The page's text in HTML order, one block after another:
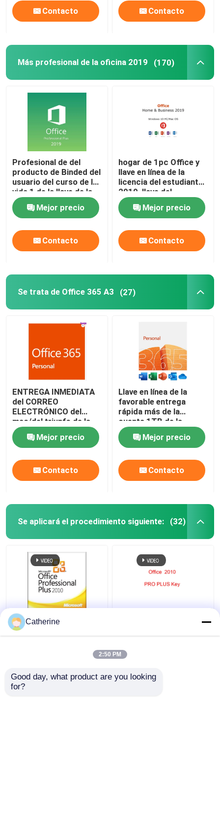
Contacto Contacto
Más profesional de la oficina 2019 (170)
Profesional de del
producto de Binded del
usuario del curso de la
vida 1 de la llave de la
licencia de la oficina
2019 del paquete de
Digitaces
Mejor precio
Contacto
hogar de 1pc Office y
llave en línea de la
licencia del estudiante
2019, llave del
producto de la palabra
de la Hb 2019
Mejor precio
Contacto
Se trata de Office 365 A3 (27)
ENTREGA INMEDIATA
del CORREO
ELECTRÓNICO del
mac/del triunfo de la
cuenta de la oficina
365 del curso de la vida
Mejor precio
Contacto
Llave en línea de la
favorable entrega
rápida más de la
cuenta 1TB de la
oficina 365
Mejor precio
Contacto
Se aplicará el procedimiento siguiente: (32)
Activación completa
2010 de la palabra
línea de la activación
Catherine
2:50 PM
Good day, what product are you looking
for?